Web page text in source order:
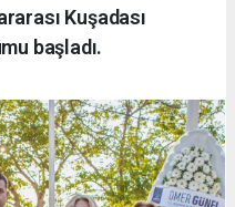
Kuşadası
başladı.